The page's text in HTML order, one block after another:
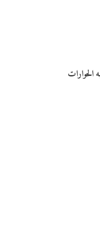
الحوارات